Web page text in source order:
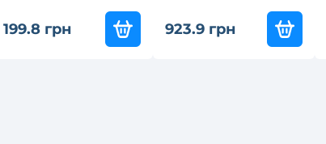
199.8 грн 923.9 грн